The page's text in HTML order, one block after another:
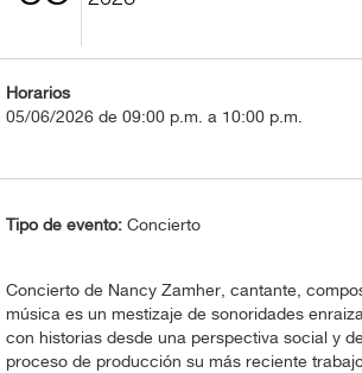
Horarios
05/06/2026 de 09:00 p.m. a 10:00 p.m.
Tipo de evento: Concierto
Concierto de Nancy Zamher, cantante,
música es un mestizaje de sonoridades
con historias desde una perspectiva social y
proceso de producción su más reciente